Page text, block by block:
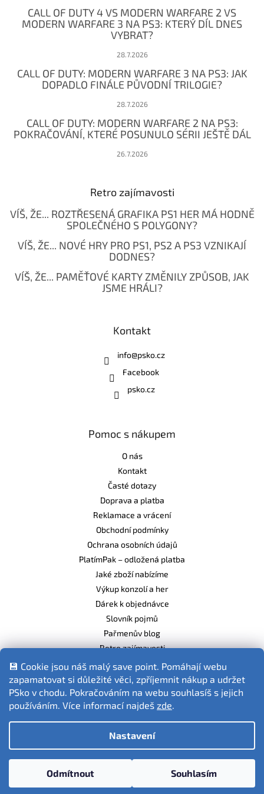
💾 Cookie jsou náš malý save point. Pomáhají webu
zapamatovat si důležité věci, zpříjemnit nákup a udržet
PSko v chodu. Pokračováním na webu souhlasíš s jejich
používáním. Více informací najdeš zde.
Nastavení
Odmítnout Souhlasím
CALL OF DUTY 4 VS MODERN WARFARE 2 VS
MODERN WARFARE 3 NA PS3: KTERÝ DÍL DNES
VYBRAT?
28.7.2026
CALL OF DUTY: MODERN WARFARE 3 NA PS3: JAK
DOPADLO FINÁLE PŮVODNÍ TRILOGIE?
28.7.2026
CALL OF DUTY: MODERN WARFARE 2 NA PS3:
POKRAČOVÁNÍ, KTERÉ POSUNULO SÉRII JEŠTĚ DÁL
26.7.2026
Retro zajímavosti
VÍŠ, ŽE... ROZTŘESENÁ GRAFIKA PS1 HER MÁ HODNĚ
SPOLEČNÉHO S POLYGONY?
VÍŠ, ŽE... NOVÉ HRY PRO PS1, PS2 A PS3 VZNIKAJÍ
DODNES?
VÍŠ, ŽE... PAMĚŤOVÉ KARTY ZMĚNILY ZPŮSOB, JAK
JSME HRÁLI?
Kontakt
info@psko.cz
Facebook
psko.cz
Pomoc s nákupem
O nás
Kontakt
Časté dotazy
Doprava a platba
Reklamace a vrácení
Obchodní podmínky
Ochrana osobních údajů
PlatímPak – odložená platba
Jaké zboží nabízíme
Výkup konzolí a her
Dárek k objednávce
Slovník pojmů
Pařmenův blog
Retro zajímavosti
Balíme ekologicky
Fotografie produktů jsou ilustrativní.